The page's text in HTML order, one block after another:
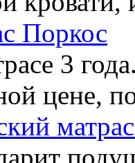
Поркос
3
цене,